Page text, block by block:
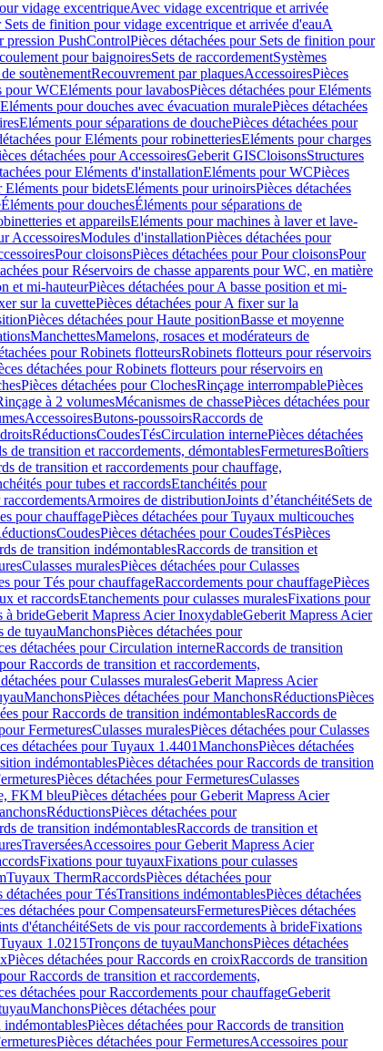
vidage excentriqueAvec vidage excentrique et arrivée
Sets de finition pour vidage excentrique et arrivée d'eauA
pression PushControlPièces détachées pour Sets de finition pour
pour baignoiresSets de raccordementSystèmes
soutènementRecouvrement par plaquesAccessoiresPièces
pour WCEléments pour lavabosPièces détachées pour Eléments
Eléments pour douches avec évacuation muralePièces détachées
Eléments pour séparations de douchePièces détachées pour
pour Eléments pour robinetteriesEléments pour charges
détachées pour AccessoiresGeberit GISCloisonsStructures
pour Eléments d'installationEléments pour WCPièces
Eléments pour bidetsEléments pour urinoirsPièces détachées
Éléments pour douchesÉléments pour séparations de
et appareilsEléments pour machines à laver et lave-
AccessoiresModules d'installationPièces détachées pour
Pour cloisonsPièces détachées pour Pour cloisonsPour
pour Réservoirs de chasse apparents pour WC, en matière
et mi-hauteurPièces détachées pour A basse position et mi-
sur la cuvettePièces détachées pour A fixer sur la
Pièces détachées pour Haute positionBasse et moyenne
ManchettesMamelons, rosaces et modérateurs de
pour Robinets flotteursRobinets flotteurs pour réservoirs
détachées pour Robinets flotteurs pour réservoirs en
Pièces détachées pour ClochesRinçage interrompablePièces
à 2 volumesMécanismes de chassePièces détachées pour
AccessoiresButons-poussoirsRaccords de
RéductionsCoudesTésCirculation internePièces détachées
de transition et raccordements, démontablesFermeturesBoîtiers
de transition et raccordements pour chauffage,
pour tubes et raccordsEtanchéités pour
Armoires de distributionJoints d’étanchéitéSets de
pour chauffagePièces détachées pour Tuyaux multicouches
CoudesPièces détachées pour CoudesTésPièces
de transition indémontablesRaccords de transition et
Culasses muralesPièces détachées pour Culasses
pour Tés pour chauffageRaccordements pour chauffagePièces
et raccordsEtanchements pour culasses muralesFixations pour
à brideGeberit Mapress Acier InoxydableGeberit Mapress Acier
de tuyauManchonsPièces détachées pour
détachées pour Circulation interneRaccords de transition
Raccords de transition et raccordements,
pour Culasses muralesGeberit Mapress Acier
ManchonsPièces détachées pour ManchonsRéductionsPièces
pour Raccords de transition indémontablesRaccords de
FermeturesCulasses muralesPièces détachées pour Culasses
détachées pour Tuyaux 1.4401ManchonsPièces détachées
indémontablesPièces détachées pour Raccords de transition
Pièces détachées pour FermeturesCulasses
FKM bleuPièces détachées pour Geberit Mapress Acier
RéductionsPièces détachées pour
de transition indémontablesRaccords de transition et
TraverséesAccessoires pour Geberit Mapress Acier
Fixations pour tuyauxFixations pour culasses
Tuyaux ThermRaccordsPièces détachées pour
détachées pour TésTransitions indémontablesPièces détachées
détachées pour CompensateursFermeturesPièces détachées
d'étanchéitéSets de vis pour raccordements à brideFixations
Tuyaux 1.0215Tronçons de tuyauManchonsPièces détachées
Pièces détachées pour Raccords en croixRaccords de transition
Raccords de transition et raccordements,
détachées pour Raccordements pour chauffageGeberit
ManchonsPièces détachées pour
Pièces détachées pour Raccords de transition
Pièces détachées pour FermeturesAccessoires pour